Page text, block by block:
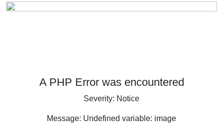
A PHP Error was encountered
Severity: Notice
Message: Undefined variable: image